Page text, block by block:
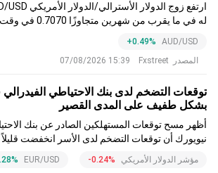
له في ما يقرب من
المتحدة. ولا يعود هذا التحرك إلى أي شيء يتعلق
AUD/USD
+0.49%
المصدر
Fxstreet
15:39 07/08/2026
توقعات التضخم لدى بنك الاحتياطي
بشكل طفيف على المدى القصير
أظهر مسح توقعات المستهلكين الصادر عن بنك
نيويورك أن توقعات التضخم لدى الأسر انخفضت
وظلت دون تغيير على الأجل المتوسط والأطول.
لمدة عام واحد من 3.7٪ في يونيو إلى 3.6٪ في يوليو
مؤشر الدولار الأمريكي -0.24%
EUR/USD